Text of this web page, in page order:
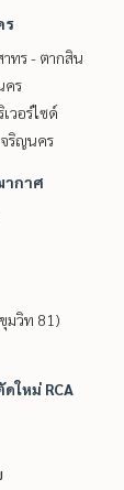
ร
ทร - ตากสิน
คร
วอร์ไซด์
จริญนคร
กาศ
มวิท 81)
ใหม่ RCA